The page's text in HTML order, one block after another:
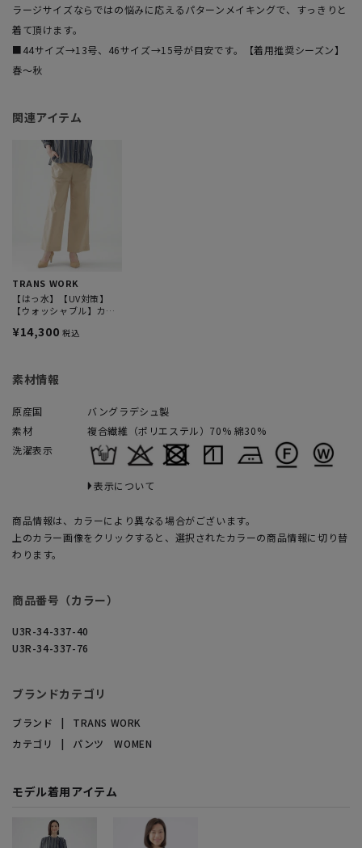
ラージサイズならではの悩みに応えるパターンメイキングで、すっきりと
着て頂けます。
■44サイズ→13号、46サイズ→15号が目安です。【着用推奨シーズン】
春～秋
関連アイテム
TRANS WORK
【はっ水】【UV対策】
【ウォッシャブル】カミ
ツ
¥14,300 税込
素材情報
原産国
バングラデシュ製
素材
複合繊維（ポリエステル）70% 綿30%
洗濯表示
表示について
商品情報は、カラーにより異なる場合がございます。
上のカラー画像をクリックすると、選択されたカラーの商品情報に切り替
わります。
商品番号（カラー）
U3R-34-337-40
U3R-34-337-76
ブランドカテゴリ
ブランド
TRANS WORK
カテゴリ
パンツ WOMEN
モデル着用アイテム